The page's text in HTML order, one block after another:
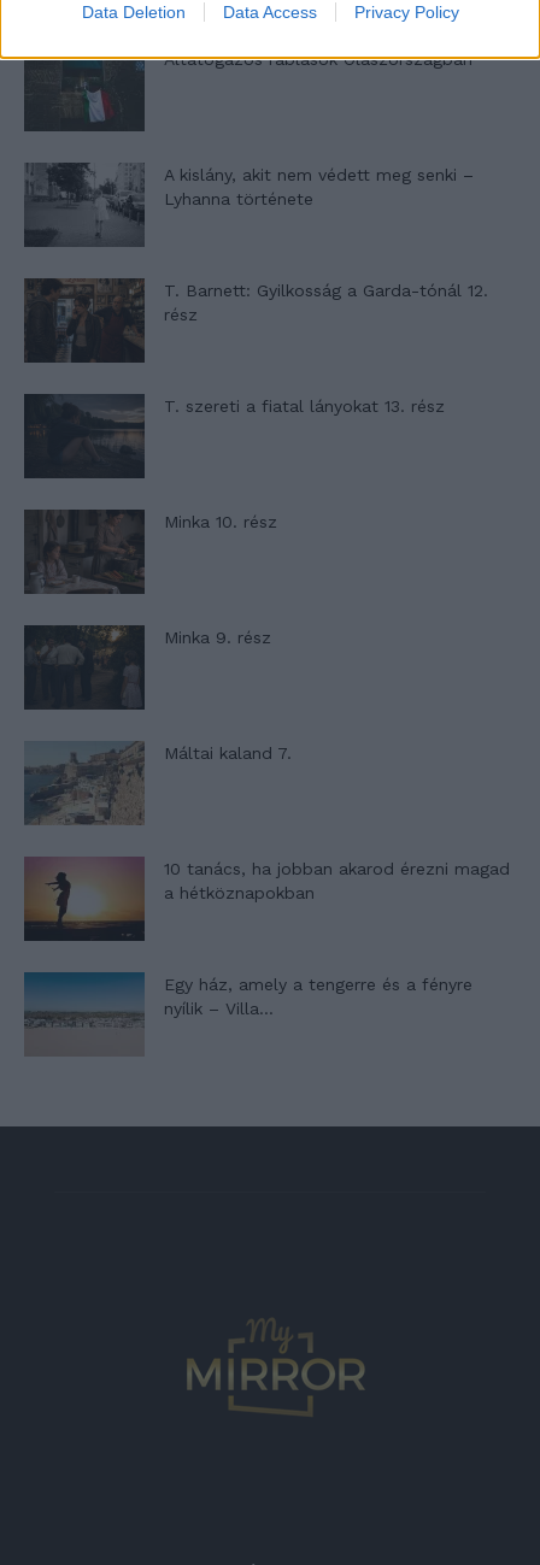
Data Deletion Data Access Privacy Policy
Altatógázos rablások Olaszországban
A kislány, akit nem védett meg senki –
Lyhanna története
T. Barnett: Gyilkosság a Garda-tónál 12.
rész
T. szereti a fiatal lányokat 13. rész
Minka 10. rész
Minka 9. rész
Máltai kaland 7.
10 tanács, ha jobban akarod érezni magad
a hétköznapokban
Egy ház, amely a tengerre és a fényre
nyílik – Villa...